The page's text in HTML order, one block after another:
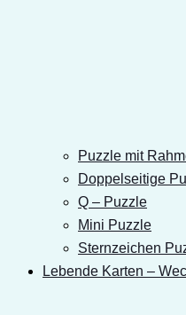
Puzzle mit
Doppelseitige
Q – Puzzle
Mini Puzzle
Sternzeichen
Lebende Karten –